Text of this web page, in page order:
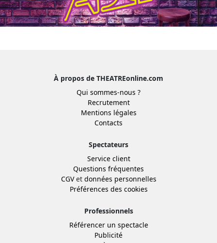
À propos de THEATREonline.com
Qui sommes-nous ?
Recrutement
Mentions légales
Contacts
Spectateurs
Service client
Questions fréquentes
CGVet données personnelles
Préférences des cookies
Professionnels
Référencer un spectacle
Publicité